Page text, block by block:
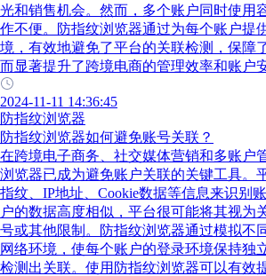
光和销售机会。然而，多个账户同时使用
作不便。防指纹浏览器通过为每个账户提
境，有效地避免了平台的关联检测，保障
而显著提升了跨境电商的管理效率和账户
2024-11-11 14:36:45
防指纹浏览器
防指纹浏览器如何避免账号关联？
在跨境电子商务、社交媒体营销和多账户
浏览器已成为避免账户关联的关键工具。
指纹、IP地址、Cookie数据等信息来识别
户的数据高度相似，平台很可能将其视为
号或其他限制。防指纹浏览器通过模拟不
网络环境，使每个账户的登录环境保持独
检测出关联。使用防指纹浏览器可以有效